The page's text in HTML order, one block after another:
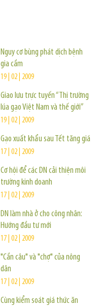
Nguy cơ bùng phát dịch bệnh
gia cầm
19 | 02 | 2009
Giao lưu trực tuyến “Thị trường
lúa gạo Việt Nam và thế giới”
19 | 02 | 2009
Gạo xuất khẩu sau Tết tăng giá
17 | 02 | 2009
Cơ hội để các DN cải thiện môi
trường kinh doanh
17 | 02 | 2009
DN làm nhà ở cho công nhân:
Hướng đầu tư mới
17 | 02 | 2009
"Cần câu" và "chợ" của nông
dân
17 | 02 | 2009
Cùng kiểm soát giá thức ăn